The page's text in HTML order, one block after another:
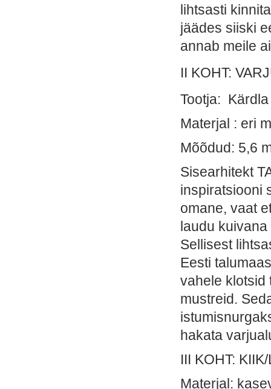
lihtsasti
jäädes siiski
annab meile
II KOHT:
Tootja: Kärdla
Materjal : eri
Mõõdud: 5,6
Sisearhitekt
inspiratsiooni
omane, vaat
laudu
Sellisest
Eesti
vahele klotsid
mustreid.
hakata
III KOHT:
Materjal: